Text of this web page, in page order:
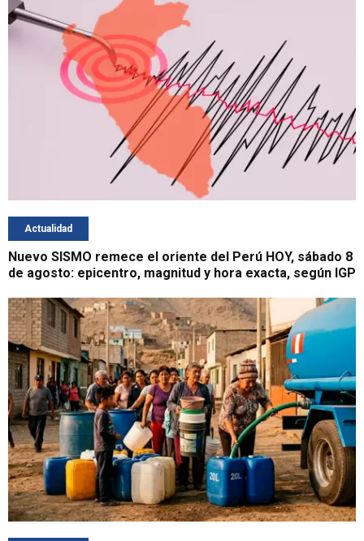
Actualidad
Nuevo SISMO remece el oriente del Perú HOY, sábado 8
de agosto: epicentro, magnitud y hora exacta, según IGP